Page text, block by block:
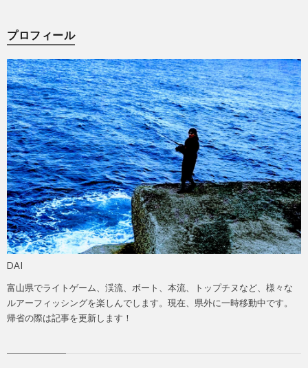
プロフィール
DAI
富山県でライトゲーム、渓流、ボート、本流、トップチヌなど、様々な
ルアーフィッシングを楽しんでします。現在、県外に一時移動中です。
帰省の際は記事を更新します！